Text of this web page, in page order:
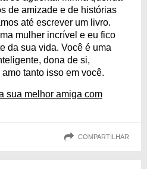
de amizade e de histórias
até escrever um livro.
mulher incrível e eu fico
da sua vida. Você é uma
dona de si,
tanto isso em você.
sua melhor amiga com
COMPARTILHAR